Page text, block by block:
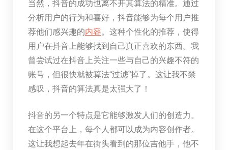
当然，抖音的成功也离不开其算法的精准。通过
分析用户的行为和喜好，抖音能够为每个用户推
荐他们感兴趣的内容。这种个性化的推荐，使得
用户在抖音上能够找到自己真正喜欢的东西。我
曾尝试过在抖音上关注一些与自己的兴趣不符的
账号，但很快就被算法“过滤”掉了。这让我不禁
感叹，抖音的算法真是太强大了！
抖音的另一个特点是它能够激发人们的创造力。
在这个平台上，每个人都可以成为内容创作者。
这让我想起去年在街头看到的那位吉他手，他不